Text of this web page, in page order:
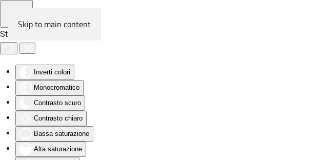
Strumenti di accessibilità
Inverti colori
Monocromatico
Contrasto scuro
Contrasto chiaro
Bassa saturazione
Alta saturazione
Skip to main content